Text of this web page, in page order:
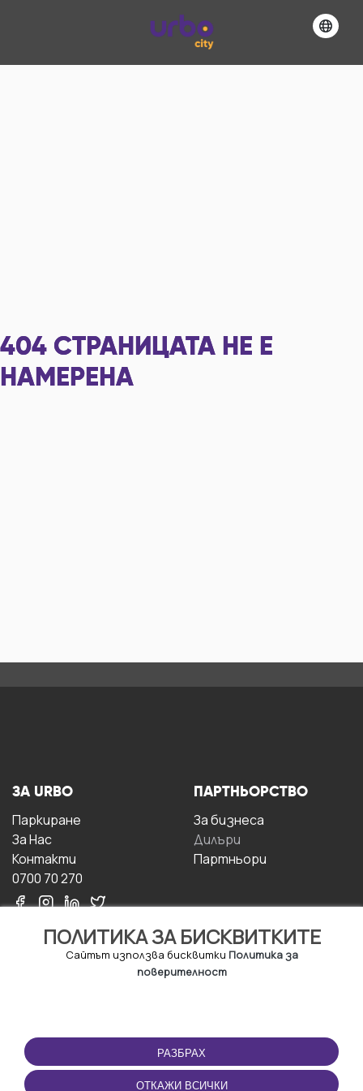
404 СТРАНИЦАТА НЕ Е
НАМЕРЕНА
ПОЛИТИКА ЗА БИСКВИТКИТЕ
Сайтът използва бисквитки Политика за
поверителност
РАЗБРАХ
ОТКАЖИ ВСИЧКИ
ЗА URBO
Паркиране
За Hас
Контакти
0700 70 270
ПАРТНЬОРСТВО
За бизнесa
Дилъри
Партньори
ПОЛЗВАНЕ
Правила и условия за
ползване
ПРИЛОЖЕНИЕТО